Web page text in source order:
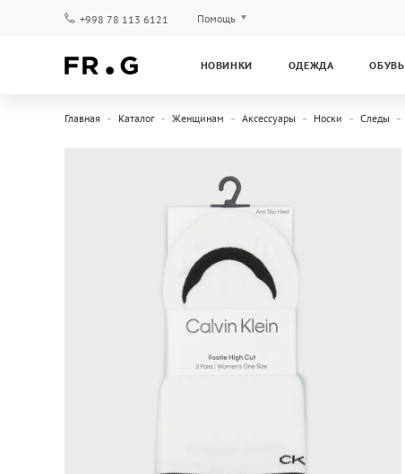
+998 78 113 6121 Помощь
НОВИНКИ ОДЕЖДА ОБУВЬ
Главная Каталог Женщинам Аксессуары Носки Следы